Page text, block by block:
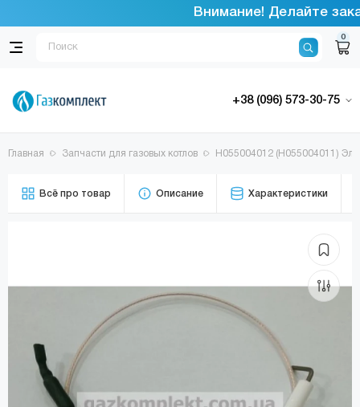
Внимание! Делайте
0
+38 (096) 573-30-75
Главная Запчасти для газовых котлов H055004012 (H055004011)
Всё про товар Описание Характеристики